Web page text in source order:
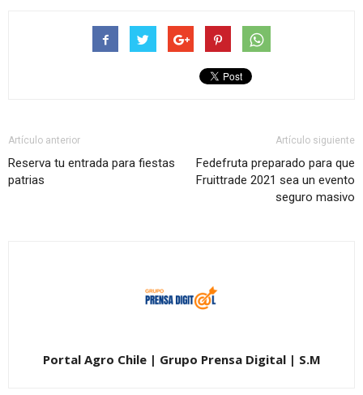
Artículo anterior
Reserva tu entrada para fiestas
patrias
Artículo siguiente
Fedefruta preparado para que
Fruittrade 2021 sea un evento
seguro masivo
Portal Agro Chile | Grupo Prensa Digital | S.M